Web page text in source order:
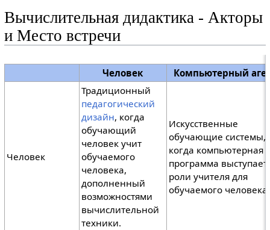
Вычислительная дидактика - Акторы
и Место встречи
Человек Компьютерный
Человек
Традиционный
педагогический
дизайн, когда
обучающий
человек учит
обучаемого
человека,
дополненный
возможностями
вычислительной
техники.
Искусственные
обучающие системы,
когда компьютерная
программа выступает
роли учителя для
обучаемого человека.